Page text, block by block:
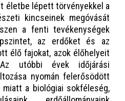
életbe lépett törvényekkel a
kincseinek megóvását
a fenti tevékenységek
az erdőket és az
élő fajokat, azok élőhelyeit
utóbbi évek időjárási
nyomán felerősödött
miatt a biológiai sokféleség,